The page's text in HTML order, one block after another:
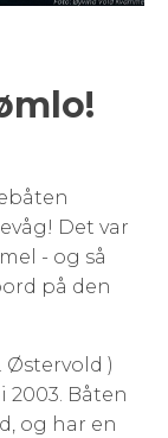
Det var
- og så
på den
Østervold )
2003. Båten
og har en